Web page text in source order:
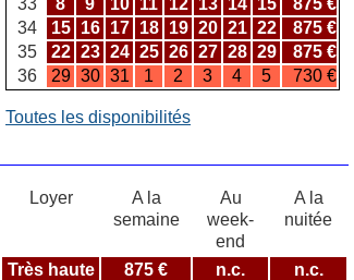
33 8 9 10 11 12 13 14 15
875 €
34
15 16 17 18 19 20 21 22
875 €
35
22 23 24 25 26 27 28 29
875 €
36
29 30 31 1 2 3 4 5 730 €
Toutes les disponibilités
Loyer
A la
semaine
Au
week-
end
A la
nuitée
Très haute
875 € n.c. n.c.